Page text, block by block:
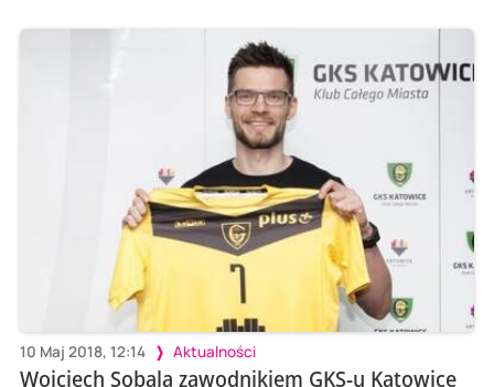
10 Maj 2018, 12:14 Aktualności
Wojciech Sobala zawodnikiem GKS-u Katowice